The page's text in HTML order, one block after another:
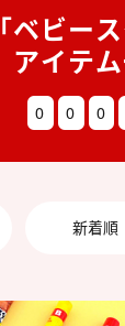
「ベビー
アイテ
0 0 0
新着順